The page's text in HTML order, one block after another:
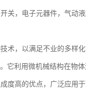
关，电子元器件，气动
术，以满足不业的多样化
它利用微机械结构在物
度高的优点，广泛应用